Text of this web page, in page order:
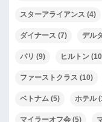
スターアライアンス (4)
ダイナース (7) デル
パリ (9) ヒルトン
ファーストクラス (10)
ベトナム (5) ホテル
マイラーオフ会 (5)